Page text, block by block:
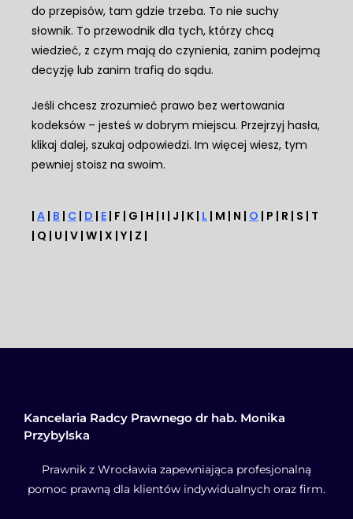
do przepisów, tam gdzie trzeba. To nie suchy
słownik. To przewodnik dla tych, którzy chcą
wiedzieć, z czym mają do czynienia, zanim podejmą
decyzję lub zanim trafią do sądu.
Jeśli chcesz zrozumieć prawo bez wertowania
kodeksów – jesteś w dobrym miejscu. Przejrzyj hasła,
klikaj dalej, szukaj odpowiedzi. Im więcej wiesz, tym
pewniej stoisz na swoim.
| A | B | C | D | E | F | G | H | I | J | K | L | M | N | O | P | R | S | T
| Q | U | V | W | X | Y | Z |
Kancelaria Radcy Prawnego dr hab. Monika
Przybylska
Prawnik z Wrocławia zapewniająca profesjonalną
pomoc prawną dla klientów indywidualnych oraz firm.